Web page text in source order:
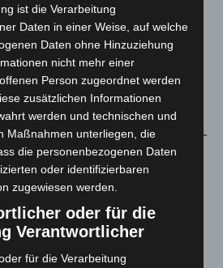
starten souveräne Cloud-
Europa
2.797
ist die Verarbeitung
Daten in einer Weise, auf welche
Daten ohne Hinzuziehung
nicht mehr einer
Person zugeordnet werden
zusätzlichen Informationen
werden und technischen und
Maßnahmen unterliegen, die
die personenbezogenen Daten
oder identifizierbaren
zugewiesen werden.
oder für die
Verantwortlicher
für die Verarbeitung